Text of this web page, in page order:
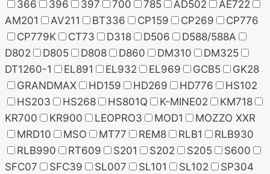
366 396 397 700 785 AD502
AE722
AM201
AV211 BT336 CP159 CP269
CP776
CP779K
CT73 D318 D506
D588/588A
D802
D805 D808 D860 DM310
DM325
DT1260-1
EL891 EL932 EL969 GCB5
GK28
GRANDMAX
HD159 HD269 HD776
HS102
HS203
HS268 HS801Q K-MINE02
KM718
KR700
KR900 LEOPRO3 MOD1
MOZZO XXR
MRD10
MSO MT77 REM8 RLB1
RLB930
RLB990
RT609 S201 S202 S205
S600
SFC07
SFC39 SL007 SL101 SL102
SP304